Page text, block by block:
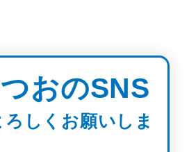
おのSNS
しくお願いしま